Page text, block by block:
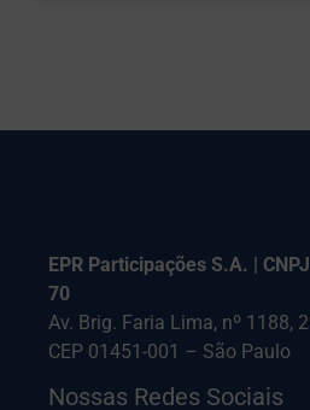
EPR Participações S.A. |
70
Av. Brig. Faria Lima, nº 1188,
CEP 01451-001 – São Paulo
Nossas Redes Sociais